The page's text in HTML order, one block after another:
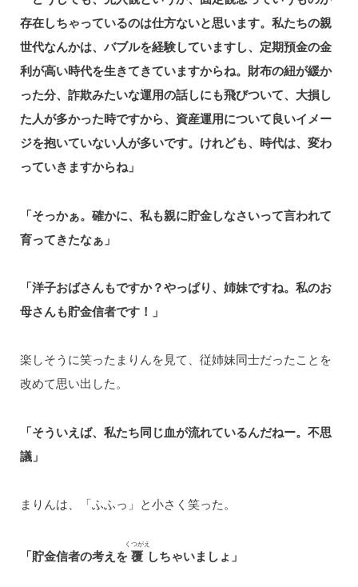
存在しちゃっているのは仕方ないと思います。私たちの親
世代なんかは、バブルを経験していますし、定期預金の金
利が高い時代を生きてきていますからね。財布の紐が緩か
った分、詐欺みたいな運用の話しにも飛びついて、大損し
た人が多かった時ですから、資産運用について良いイメー
ジを抱いていない人が多いです。けれども、時代は、変わ
っていきますからね」
「そっかぁ。確かに、私も親に貯金しなさいって言われて
育ってきたなぁ」
「洋子おばさんもですか？やっぱり、姉妹ですね。私のお
母さんも貯金信者です！」
楽しそうに笑ったまりんを見て、従姉妹同士だったことを
改めて思い出した。
「そういえば、私たち同じ血が流れているんだねー。不思
議」
まりんは、「ふふっ」と小さく笑った。
「貯金信者の考えを 覆
くつがえ
しちゃいましょ」